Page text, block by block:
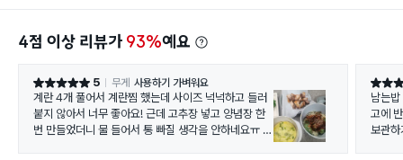
4점 이상 리뷰가 93%예요
별점 5점 5 무게 사용하기 가벼워요
계란 4개 풀어서 계란찜 했는데 사이즈 넉넉하고 들러
붙지 않아서 너무 좋아요! 근데 고추장 넣고 양념장 한
번 만들었더니 물 들어서 통 빠질 생각을 안하네요ㅠ 그
별점 5
남는
고에
보관하